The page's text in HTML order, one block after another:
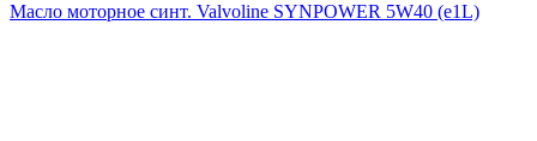
Масло моторное синт. Valvoline SYNPOWER 5W40 (e1L)